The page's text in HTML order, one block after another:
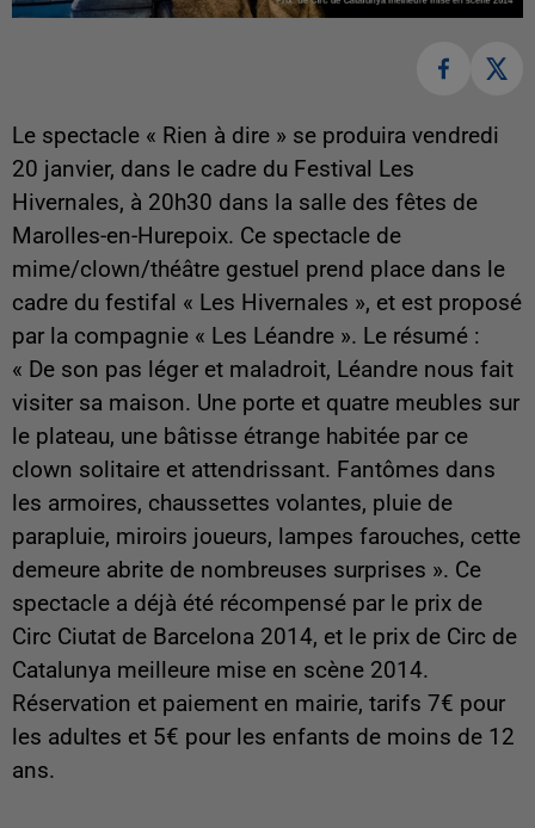
Le spectacle « Rien à dire » se produira vendredi
20 janvier, dans le cadre du Festival Les
Hivernales, à 20h30 dans la salle des fêtes de
Marolles-en-Hurepoix. Ce spectacle de
mime/clown/théâtre gestuel prend place dans le
cadre du festifal « Les Hivernales », et est proposé
par la compagnie « Les Léandre ». Le résumé :
« De son pas léger et maladroit, Léandre nous fait
visiter sa maison. Une porte et quatre meubles sur
le plateau, une bâtisse étrange habitée par ce
clown solitaire et attendrissant. Fantômes dans
les armoires, chaussettes volantes, pluie de
parapluie, miroirs joueurs, lampes farouches, cette
demeure abrite de nombreuses surprises ». Ce
spectacle a déjà été récompensé par le prix de
Circ Ciutat de Barcelona 2014, et le prix de Circ de
Catalunya meilleure mise en scène 2014.
Réservation et paiement en mairie, tarifs 7€ pour
les adultes et 5€ pour les enfants de moins de 12
ans.